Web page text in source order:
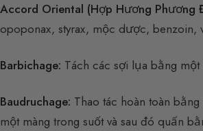
Accord Oriental (Hợp Hương Phương
opoponax, styrax, mộc dược, benzoin,
Barbichage: Tách các sợi lụa bằng
Baudruchage: Thao tác hoàn toàn
một màng trong suốt và sau đó quấn